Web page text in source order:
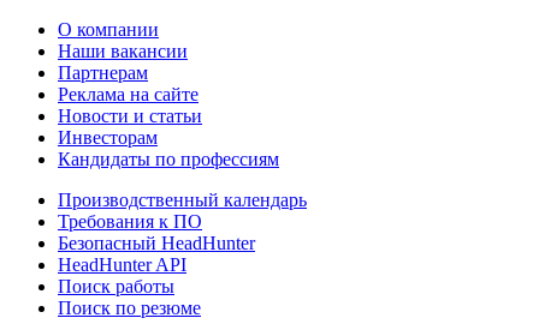
О компании
Наши вакансии
Партнерам
Реклама на сайте
Новости и статьи
Инвесторам
Кандидаты по профессиям
Производственный календарь
Требования к ПО
Безопасный HeadHunter
HeadHunter API
Поиск работы
Поиск по резюме